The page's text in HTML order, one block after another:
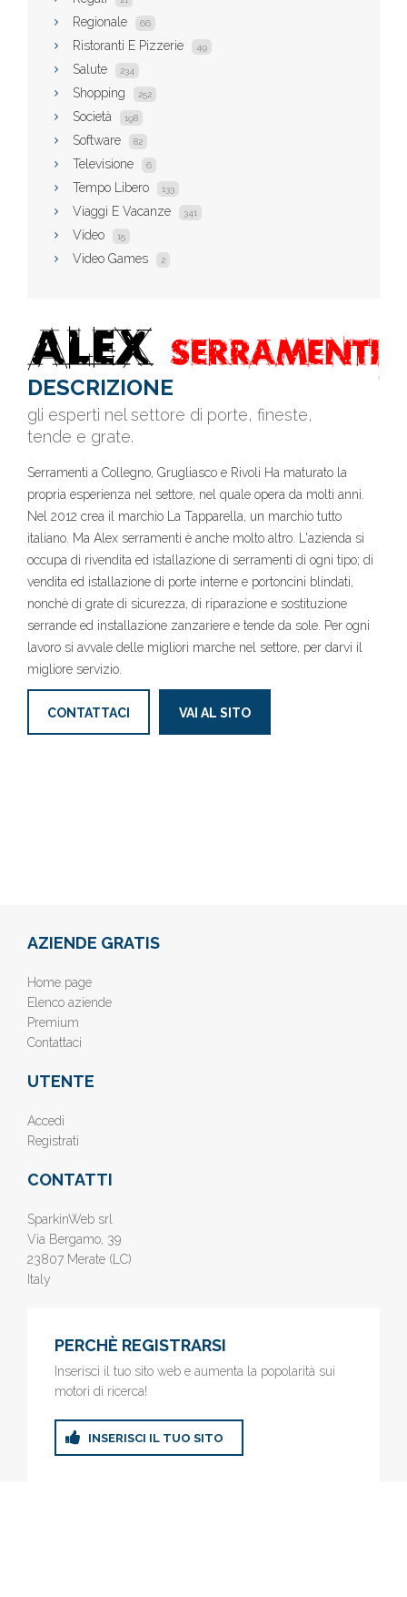
Regionale 66
Ristoranti E Pizzerie 49
Salute 234
Shopping 252
Società 198
Software 82
Televisione 6
Tempo Libero 133
Viaggi E Vacanze 341
Video 15
Video Games 2
DESCRIZIONE
gli esperti nel settore di porte, fineste,
tende e grate.
Serramenti a Collegno, Grugliasco e Rivoli Ha maturato la
propria esperienza nel settore, nel quale opera da molti anni.
Nel 2012 crea il marchio La Tapparella, un marchio tutto
italiano. Ma Alex serramenti è anche molto altro. L'azienda si
occupa di rivendita ed istallazione di serramenti di ogni tipo; di
vendita ed istallazione di porte interne e portoncini blindati,
nonchè di grate di sicurezza, di riparazione e sostituzione
serrande ed installazione zanzariere e tende da sole. Per ogni
lavoro si avvale delle migliori marche nel settore, per darvi il
migliore servizio.
CONTATTACI VAI AL SITO
AZIENDE GRATIS
Home page
Elenco aziende
Premium
Contattaci
UTENTE
Accedi
Registrati
CONTATTI
SparkinWeb srl
Via Bergamo, 39
23807 Merate (LC)
Italy
PERCHÈ REGISTRARSI
Inserisci il tuo sito web e aumenta la popolarità sui
motori di ricerca!
INSERISCI IL TUO SITO